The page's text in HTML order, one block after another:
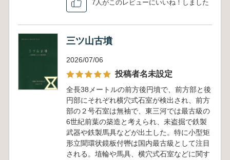
7人がこのレビューにいいね！しました
三ツ山古墳
2026/07/06
投稿者名未設定
全長38メートルの前方後円墳で、前方部と後
円部にそれぞれ横穴式石室が検出され、前方
部の２号石室は無袖で、東三河では最古級の
6世紀前葉の築造と考えられ、未盗掘で鉄製
武器や鉄製馬具などが出土した。特に小型矩
形立聞環状鏡板付轡は国内最古級として注目
される。埴輪や馬具、横穴式石室などに関す